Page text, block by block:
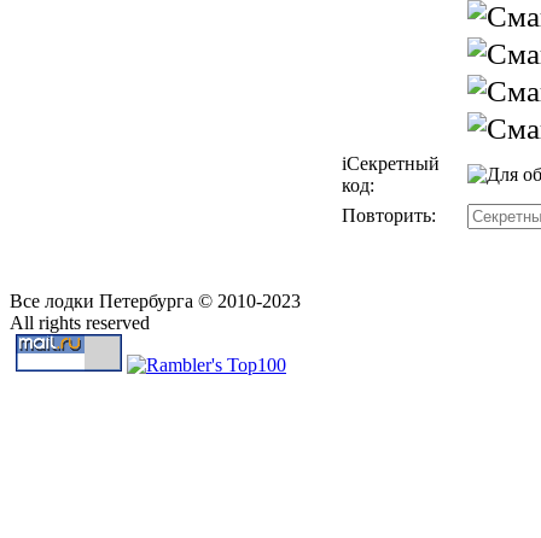
iСекретный
код:
Повторить:
Все лодки Петербурга © 2010-2023
All rights reserved